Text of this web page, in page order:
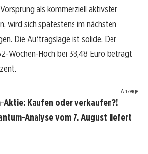
als kommerziell aktivster
wird sich spätestens im nächsten
Die Auftragslage ist solide. Der
Wochen-Hoch bei 38,48 Euro beträgt
Anzeige
Aktie: Kaufen oder verkaufen?!
Analyse vom 7. August liefert